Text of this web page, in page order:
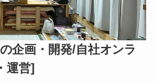
企画・開発/自社オンラ
運営]